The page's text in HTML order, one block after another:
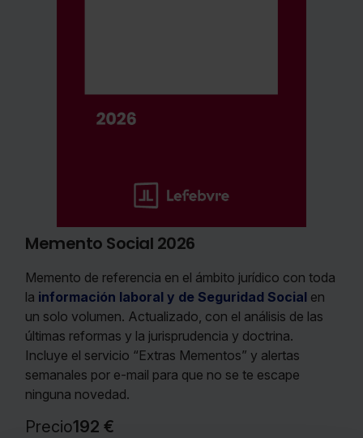
Memento Social 2026
Memento de referencia en el ámbito jurídico con toda
la información laboral y de Seguridad Social en
un solo volumen. Actualizado, con el análisis de las
últimas reformas y la jurisprudencia y doctrina.
Incluye el servicio “Extras Mementos” y alertas
semanales por e-mail para que no se te escape
ninguna novedad.
Precio192 €